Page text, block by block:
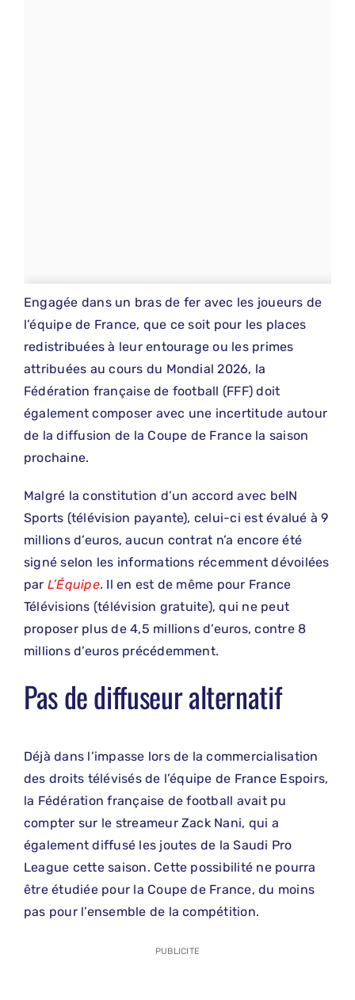
Engagée dans un bras de fer avec les joueurs de
l’équipe de France, que ce soit pour les places
redistribuées à leur entourage ou les primes
attribuées au cours du Mondial 2026, la
Fédération française de football (FFF) doit
également composer avec une incertitude autour
de la diffusion de la Coupe de France la saison
prochaine.
Malgré la constitution d’un accord avec beIN
Sports (télévision payante), celui-ci est évalué à 9
millions d’euros, aucun contrat n’a encore été
signé selon les informations récemment dévoilées
par L’Équipe. Il en est de même pour France
Télévisions (télévision gratuite), qui ne peut
proposer plus de 4,5 millions d’euros, contre 8
millions d’euros précédemment.
Pas de diffuseur alternatif
Déjà dans l’impasse lors de la commercialisation
des droits télévisés de l’équipe de France Espoirs,
la Fédération française de football avait pu
compter sur le streameur Zack Nani, qui a
également diffusé les joutes de la Saudi Pro
League cette saison. Cette possibilité ne pourra
être étudiée pour la Coupe de France, du moins
pas pour l’ensemble de la compétition.
PUBLICITE